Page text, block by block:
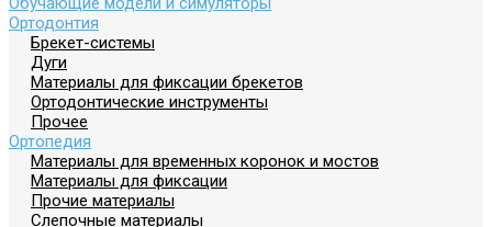
Ортодонтия
Брекет-системы
Дуги
Материалы для фиксации брекетов
Ортодонтические инструменты
Прочее
Ортопедия
Материалы для временных коронок и мостов
Материалы для фиксации
Прочие материалы
Слепочные материалы